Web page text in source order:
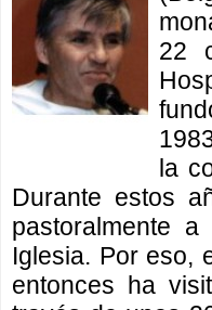
22
la
Durante estos
pastoralmente
Iglesia. Por eso,
entonces ha